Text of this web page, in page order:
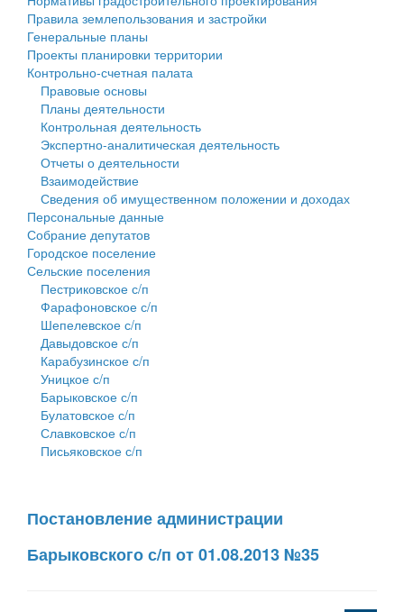
Генеральные планы
Проекты планировки территории
Собрание депутатов
Городское поселение
Сельские поселения
Правила землепользования и застройки
Генеральные планы
Проекты планировки территории
Контрольно-счетная палата
Правовые основы
Планы деятельности
Контрольная деятельность
Экспертно-аналитическая деятельность
Отчеты о деятельности
Взаимодействие
Сведения об имущественном положении и доходах
Персональные данные
Собрание депутатов
Городское поселение
Сельские поселения
Пестриковское с/п
Фарафоновское с/п
Шепелевское с/п
Давыдовское с/п
Карабузинское с/п
Уницкое с/п
Барыковское с/п
Булатовское с/п
Славковское с/п
Письяковское с/п
Постановление администрации
Барыковского с/п от 01.08.2013 №35